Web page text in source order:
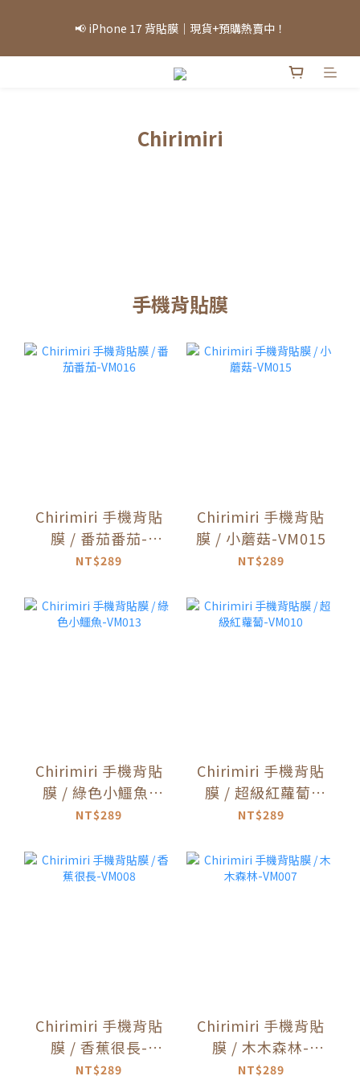
庫存為準，敬請見諒。」
📢 iPhone 17 背貼膜｜現貨+預購熱賣中！
「因部分商品熱銷，部分庫存可能需等候，實際出貨情況將依當日
Chirimiri
手機背貼膜
Chirimiri 手機背貼
膜 / 番茄番茄-
VM016
NT$289
Chirimiri 手機背貼
膜 / 小蘑菇-VM015
NT$289
Chirimiri 手機背貼
膜 / 綠色小鱷魚-
VM013
NT$289
Chirimiri 手機背貼
膜 / 超級紅蘿蔔-
VM010
NT$289
Chirimiri 手機背貼
膜 / 香蕉很長-
VM008
NT$289
Chirimiri 手機背貼
膜 / 木木森林-
VM007
NT$289